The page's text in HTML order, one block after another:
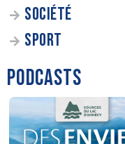
SOCIÉTÉ
SPORT
PODCASTS